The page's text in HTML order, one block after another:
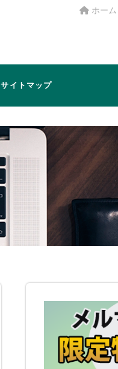
ホーム
サイトマップ